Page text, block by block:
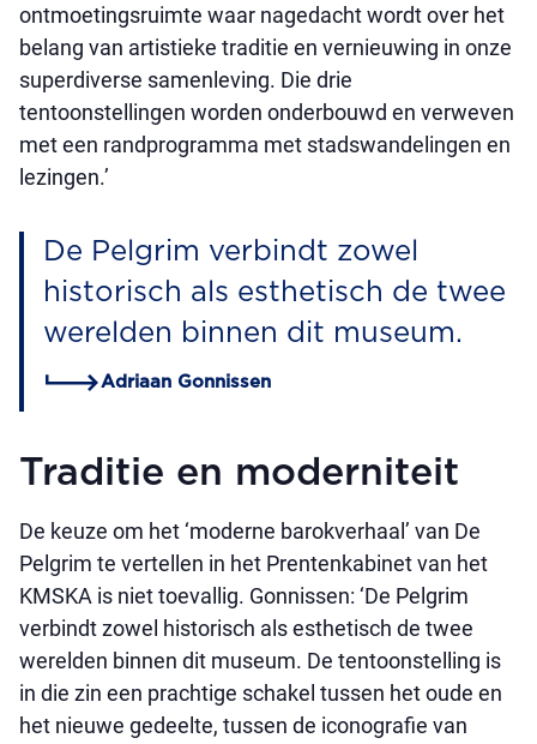
ontmoetingsruimte waar nagedacht wordt over het
belang van artistieke traditie en vernieuwing in onze
superdiverse samenleving. Die drie
tentoonstellingen worden onderbouwd en verweven
met een randprogramma met stadswandelingen en
lezingen.’
De Pelgrim verbindt zowel
historisch als esthetisch de twee
werelden binnen dit museum.
Adriaan Gonnissen
Traditie en moderniteit
De keuze om het ‘moderne barokverhaal’ van De
Pelgrim te vertellen in het Prentenkabinet van het
KMSKA is niet toevallig. Gonnissen: ‘De Pelgrim
verbindt zowel historisch als esthetisch de twee
werelden binnen dit museum. De tentoonstelling is
in die zin een prachtige schakel tussen het oude en
het nieuwe gedeelte, tussen de iconografie van